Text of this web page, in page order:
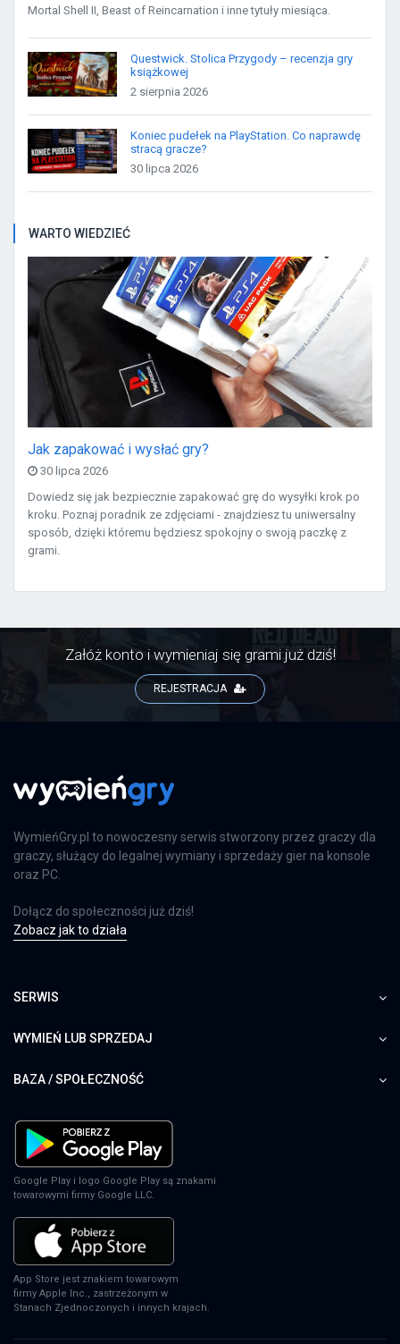
Mortal Shell II, Beast of Reincarnation i inne tytuły miesiąca.
Questwick. Stolica Przygody – recenzja gry
książkowej
2 sierpnia 2026
Koniec pudełek na PlayStation. Co naprawdę
stracą gracze?
30 lipca 2026
WARTO WIEDZIEĆ
Jak zapakować i wysłać gry?
30 lipca 2026
Dowiedz się jak bezpiecznie zapakować grę do wysyłki krok po
kroku. Poznaj poradnik ze zdjęciami - znajdziesz tu uniwersalny
sposób, dzięki któremu będziesz spokojny o swoją paczkę z
grami.
Załóż konto i wymieniaj się grami już dziś!
REJESTRACJA
WymieńGry.pl to nowoczesny serwis stworzony przez graczy dla
graczy, służący do legalnej wymiany i sprzedaży gier na konsole
oraz PC.
Dołącz do społeczności już dziś!
Zobacz jak to działa
SERWIS
WYMIEŃ LUB SPRZEDAJ
BAZA / SPOŁECZNOŚĆ
Google Play i logo Google Play są znakami
towarowymi firmy Google LLC.
App Store jest znakiem towarowym
firmy Apple Inc., zastrzeżonym w
Stanach Zjednoczonych i innych krajach.